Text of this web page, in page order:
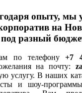
опыту, мы
на
разный
по телефону+7
на почту:
услугу. В наших
и шоу-